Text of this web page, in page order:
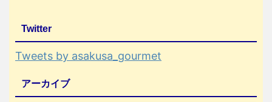
Twitter
Tweets by asakusa_gourmet
アーカイブ